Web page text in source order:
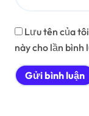
Lưu tên của
này cho lần bình